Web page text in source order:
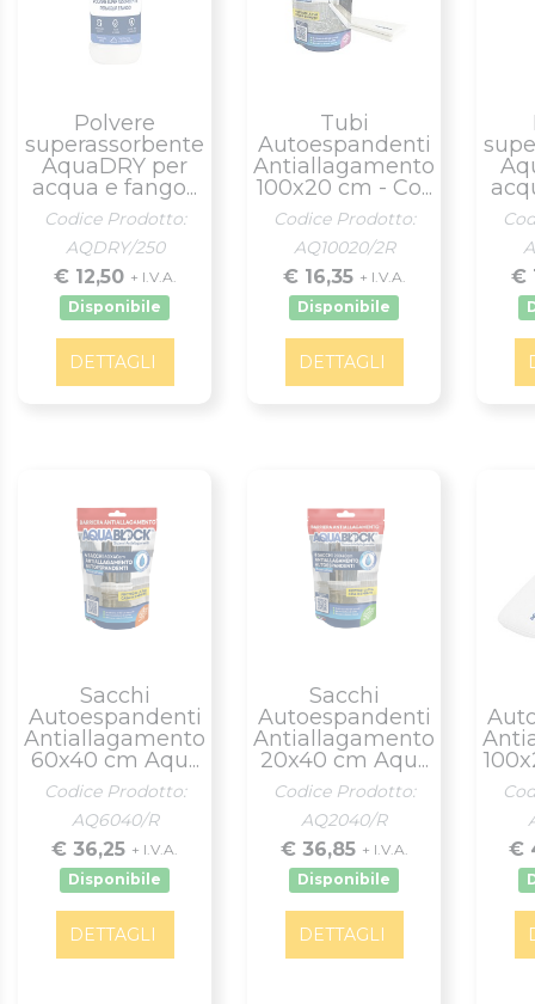
Polvere
superassorbente
AquaDRY per
acqua e fango...
Codice Prodotto:
AQDRY/250
€ 12,50 + I.V.A.
Disponibile
DETTAGLI
Tubi
Autoespandenti
Antiallagamento
100x20 cm - Co...
Codice Prodotto:
AQ10020/2R
€ 16,35 + I.V.A.
Disponibile
DETTAGLI
€
Sacchi
Autoespandenti
Antiallagamento
60x40 cm Aqu...
Codice Prodotto:
AQ6040/R
€ 36,25 + I.V.A.
Disponibile
DETTAGLI
Sacchi
Autoespandenti
Antiallagamento
20x40 cm Aqu...
Codice Prodotto:
AQ2040/R
€ 36,85 + I.V.A.
Disponibile
DETTAGLI
€